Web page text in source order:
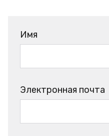
Имя
Электронная почта